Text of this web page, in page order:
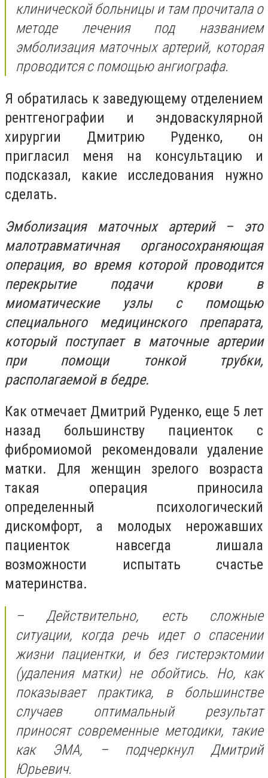
клинической больницы и там прочитала о
методе лечения под названием
эмболизация маточных артерий, которая
проводится с помощью ангиографа.
Я обратилась к заведующему отделением
рентгенографии и эндоваскулярной
хирургии Дмитрию Руденко, он
пригласил меня на консультацию и
подсказал, какие исследования нужно
сделать.
Эмболизация маточных артерий– это
малотравматичная органосохраняющая
операция, во время которой проводится
перекрытие подачи крови в
миоматические узлы с помощью
специального медицинского препарата,
который поступает в маточные артерии
при помощи тонкой трубки,
располагаемой в бедре.
Как отмечает Дмитрий Руденко, еще 5 лет
назад большинству пациенток с
фибромиомой рекомендовали удаление
матки. Для женщин зрелого возраста
такая операция приносила
определенный психологический
дискомфорт, а молодых нерожавших
пациенток навсегда лишала
возможности испытать счастье
материнства.
– Действительно, есть сложные
ситуации, когда речь идет о спасении
жизни пациентки, и без гистерэктомии
(удаления матки) не обойтись. Но, как
показывает практика, в большинстве
случаев оптимальный результат
приносят современные методики, такие
как ЭМА, – подчеркнул Дмитрий
Юрьевич.